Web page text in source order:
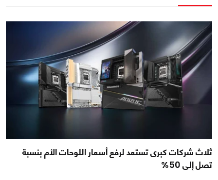
ثلاث شركات كبرى تستعد لرفع أسعار اللوحات الأم بنسبة
تصل إلى 50%